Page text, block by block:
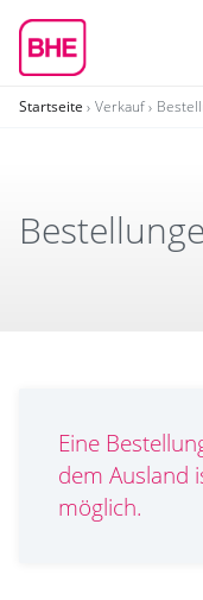
Startseite Verkauf
Eine
dem Ausland
möglich.